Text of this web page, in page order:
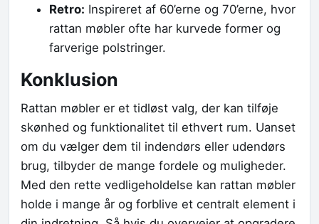
Retro: Inspireret af 60’erne og 70’erne, hvor
rattan møbler ofte har kurvede former og
farverige polstringer.
Konklusion
Rattan møbler er et tidløst valg, der kan tilføje
skønhed og funktionalitet til ethvert rum. Uanset
om du vælger dem til indendørs eller udendørs
brug, tilbyder de mange fordele og muligheder.
Med den rette vedligeholdelse kan rattan møbler
holde i mange år og forblive et centralt element i